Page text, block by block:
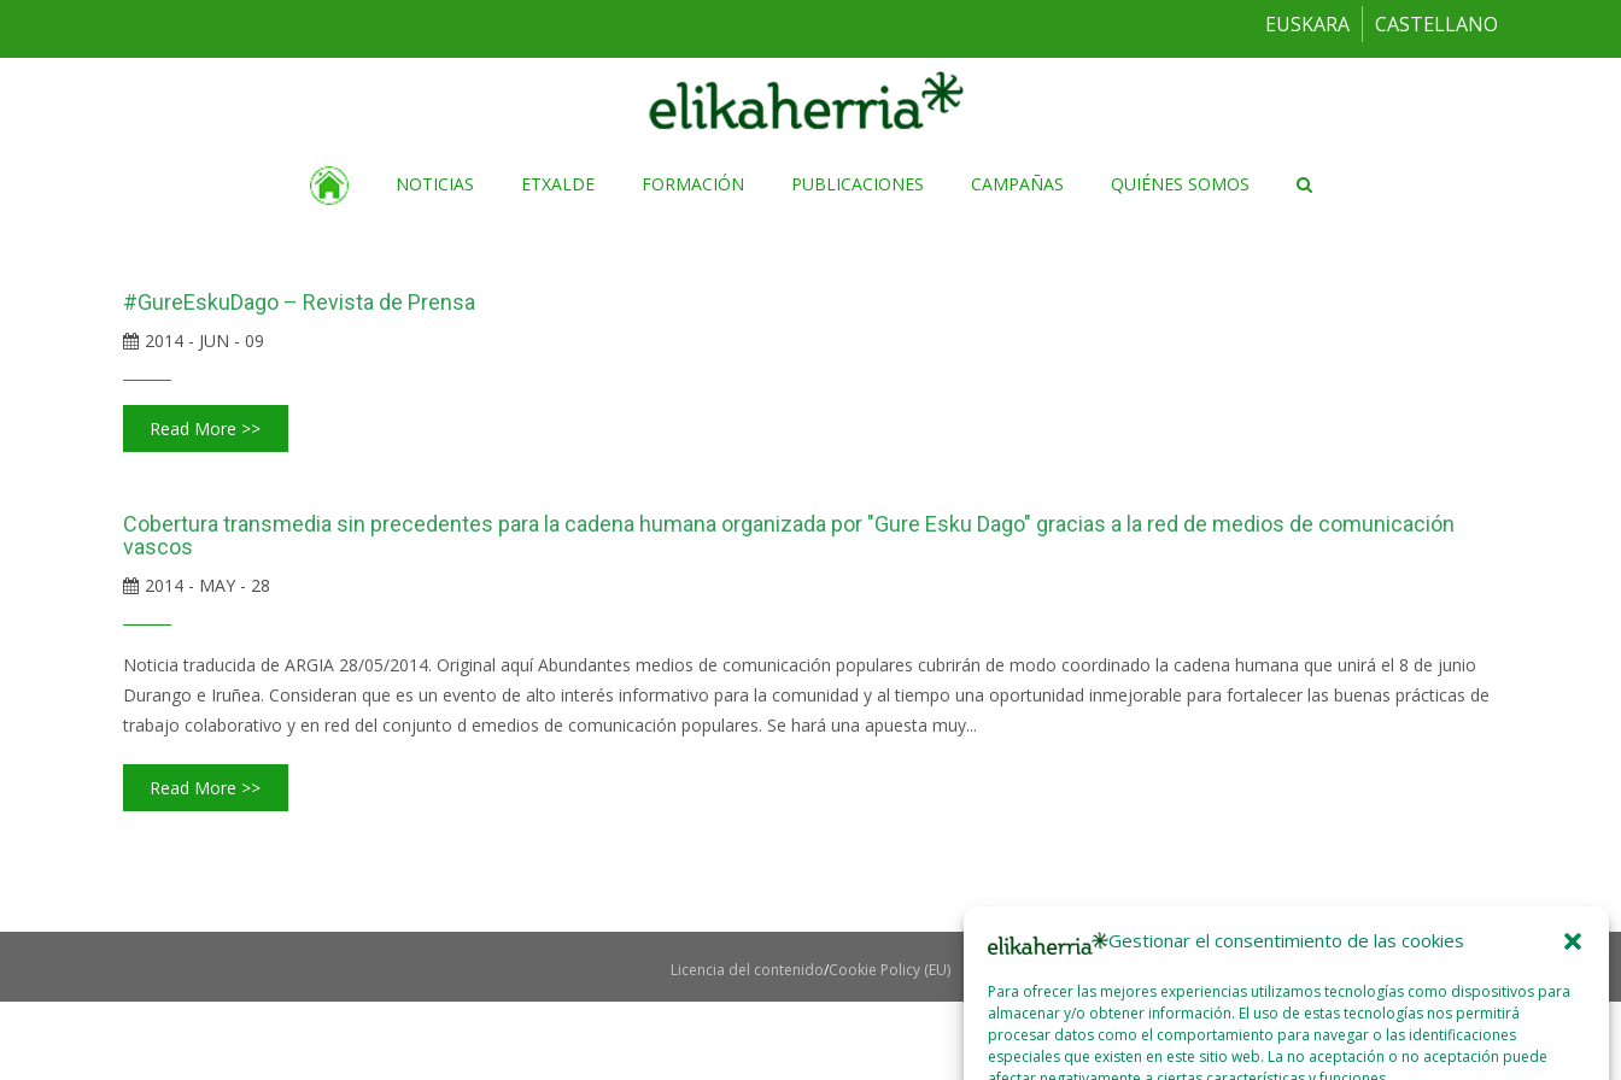
Gestionar el consentimiento de las cookies
Para ofrecer las mejores experiencias utilizamos tecnologías como dispositivos para
almacenar y/o obtener información. El uso de estas tecnologías nos permitirá
procesar datos como el comportamiento para navegar o las identificaciones
especiales que existen en este sitio web. La no aceptación o no aceptación puede
EUSKARA CASTELLANO
NOTICIAS ETXALDE FORMACIÓN PUBLICACIONES CAMPAÑAS QUIÉNES SOMOS
#GureEskuDago – Revista de Prensa
2014 - JUN - 09
Read More >>
Cobertura transmedia sin precedentes para la cadena humana organizada por "Gure Esku Dago" gracias a la red de medios de comunicación
vascos
2014 - MAY - 28
Noticia traducida de ARGIA 28/05/2014. Original aquí Abundantes medios de comunicación populares cubrirán de modo coordinado la cadena humana que unirá el 8 de junio
Durango e Iruñea. Consideran que es un evento de alto interés informativo para la comunidad y al tiempo una oportunidad inmejorable para fortalecer las buenas prácticas de
trabajo colaborativo y en red del conjunto d emedios de comunicación populares. Se hará una apuesta muy...
Read More >>
Licencia del contenido Cookie Policy (EU)